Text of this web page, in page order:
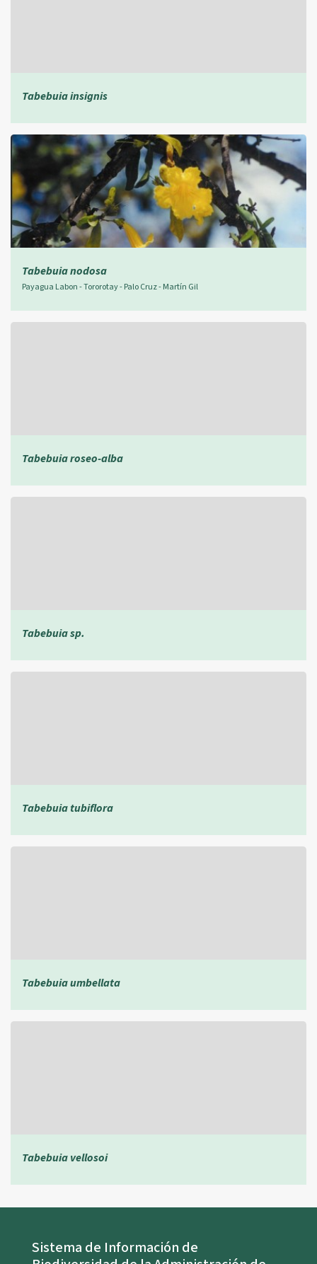
Tabebuia insignis
Tabebuia nodosa
Payagua Labon - Tororotay - Palo Cruz - Martín Gil
Tabebuia roseo-alba
Tabebuia sp.
Tabebuia tubiflora
Tabebuia umbellata
Tabebuia vellosoi
Sistema de Información de